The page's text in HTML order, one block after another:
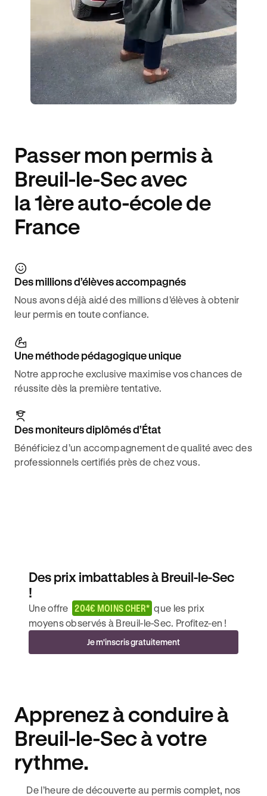
Passer mon permis à
Breuil-le-Sec avec
la 1ère auto-école de
France
Des millions d’élèves accompagnés
Nous avons déjà aidé des millions d’élèves à obtenir
leur permis en toute confiance.
Une méthode pédagogique unique
Notre approche exclusive maximise vos chances de
réussite dès la première tentative.
Des moniteurs diplômés d’État
Bénéficiez d’un accompagnement de qualité avec des
professionnels certifiés près de chez vous.
Des prix imbattables à Breuil-le-Sec
!
Une offre 204€ MOINS CHER* que les prix
moyens observés à Breuil-le-Sec. Profitez-en !
Je m'inscris gratuitement
Apprenez à conduire à
Breuil-le-Sec à votre
rythme.
De l’heure de découverte au permis complet, nos